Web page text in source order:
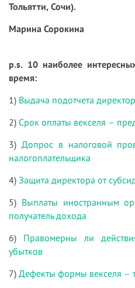
Тольятти, Сочи).
Марина Сорокина
p.s. 10 наиболее
время:
1) Выдача подотчета
2) Срок оплаты векселя –
3) Допрос в налоговой
налогоплательщика
4) Защита директора от
5) Выплаты иностранным
получатель дохода
6) Правомерны ли
убытков
7) Дефекты формы векселя –